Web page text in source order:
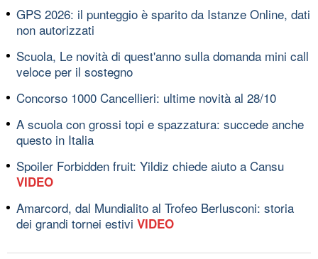
GPS 2026: il punteggio è sparito da Istanze Online, dati
non autorizzati
Scuola, Le novità di quest'anno sulla domanda mini call
veloce per il sostegno
Concorso 1000 Cancellieri: ultime novità al 28/10
A scuola con grossi topi e spazzatura: succede anche
questo in Italia
Spoiler Forbidden fruit: Yildiz chiede aiuto a Cansu
VIDEO
Amarcord, dal Mundialito al Trofeo Berlusconi: storia
dei grandi tornei estivi VIDEO